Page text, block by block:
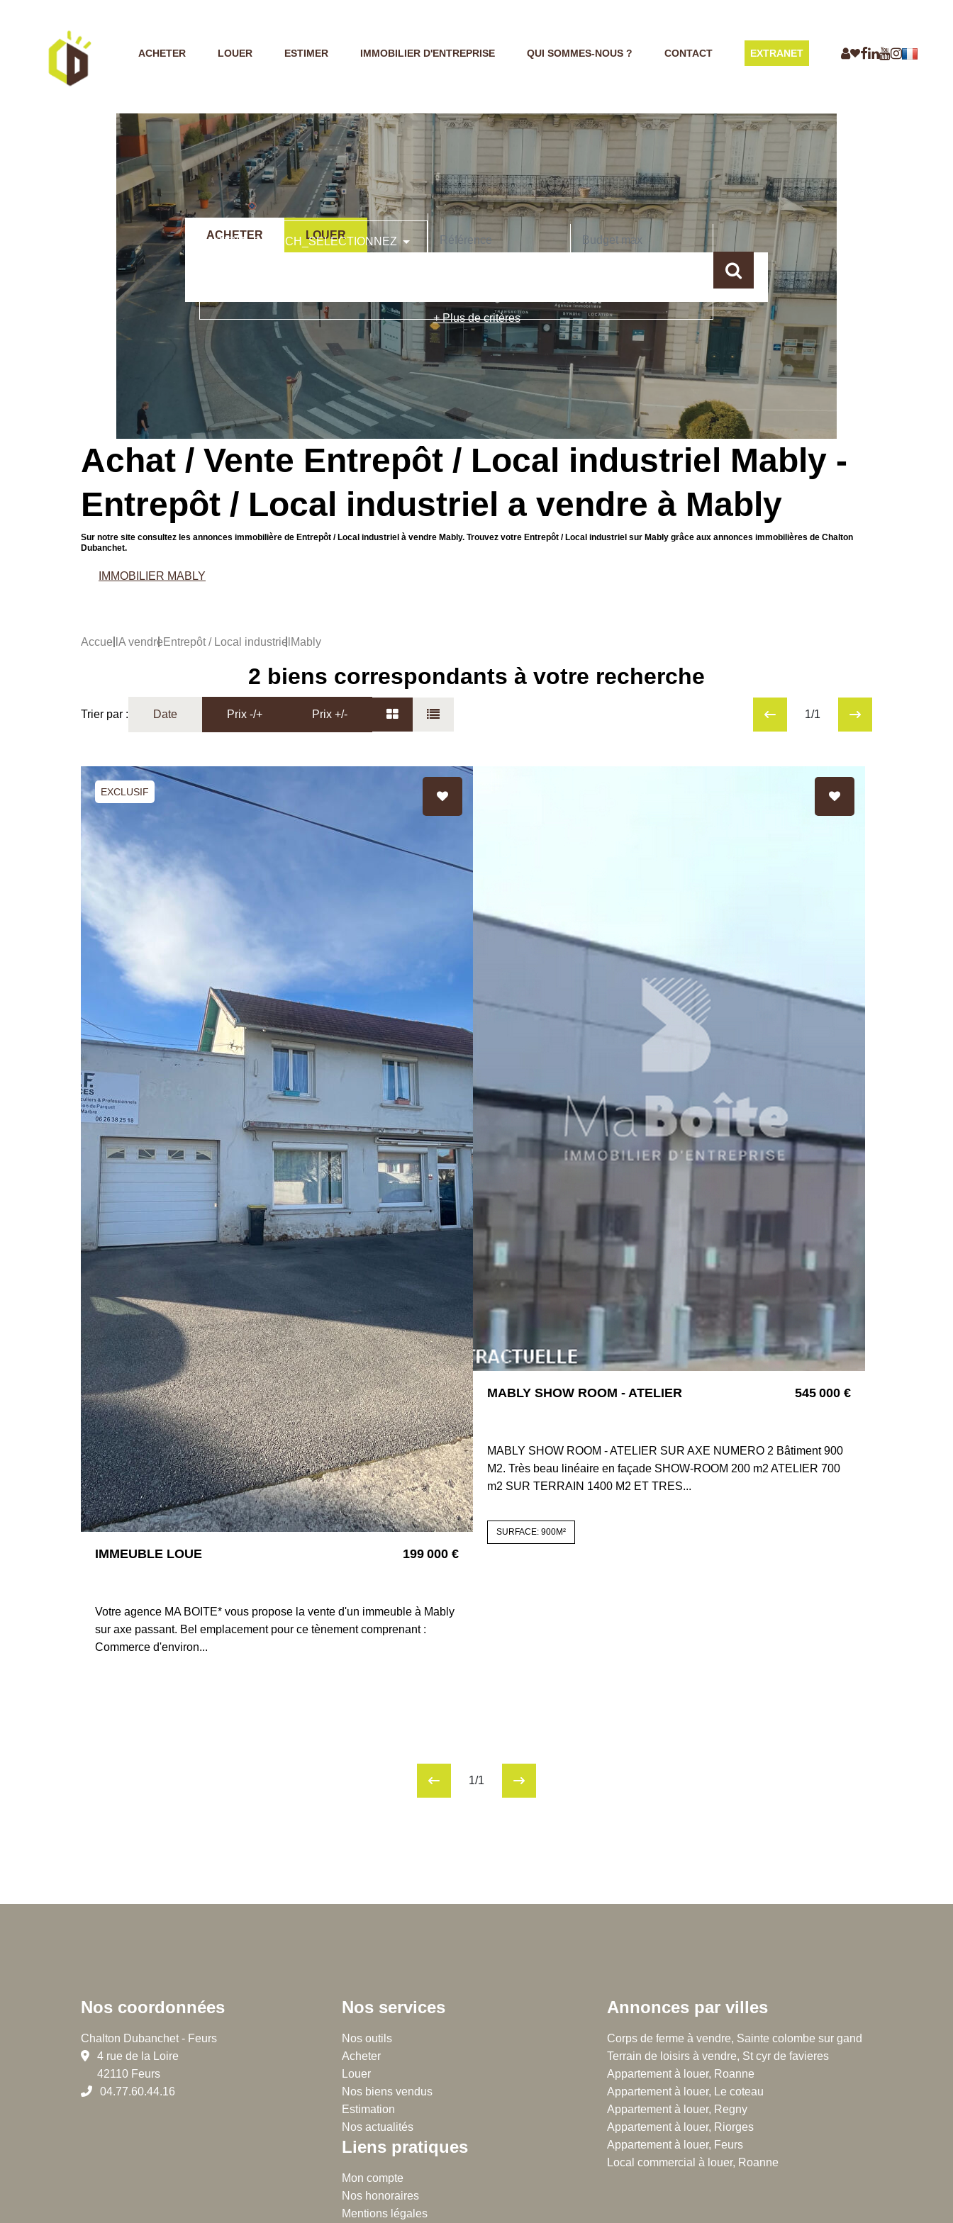
ACHETER LOUER ESTIMER IMMOBILIER D'ENTREPRISE QUI SOMMES-NOUS ? CONTACT EXTRANET
ACHETER LOUER
TEXT_SEARCH_SELECTIONNEZ
+ Plus de critères
Achat / Vente Entrepôt / Local industriel Mably -
Entrepôt / Local industriel a vendre à Mably
Sur notre site consultez les annonces immobilière de Entrepôt / Local industriel à vendre Mably. Trouvez votre Entrepôt / Local industriel sur Mably grâce aux annonces immobilières de Chalton
Dubanchet.
IMMOBILIER MABLY
Accueil A vendreEntrepôt / Local industriel Mably
2 biens correspondants à votre recherche
Trier par : Date Prix -/+ Prix +/- 1/1
EXCLUSIF
IMMEUBLE LOUE 199 000 €
Votre agence MA BOITE* vous propose la vente d'un immeuble à Mably
sur axe passant. Bel emplacement pour ce tènement comprenant :
Commerce d'environ...
MABLY SHOW ROOM - ATELIER 545 000 €
MABLY SHOW ROOM - ATELIER SUR AXE NUMERO 2 Bâtiment 900
M2. Très beau linéaire en façade SHOW-ROOM 200 m2 ATELIER 700
m2 SUR TERRAIN 1400 M2 ET TRES...
SURFACE: 900M²
1/1
Nos coordonnées
Chalton Dubanchet - Feurs
4 rue de la Loire
42110 Feurs
04.77.60.44.16
Chalton Dubanchet - Roanne
38 rue Emile Noirot
42300 Roanne
04.77.60.44.16
Régie Chalton Dubanchet Grandeau
38 rue Emile Noirot
42300 Roanne
04.77.60.44.16
Nos services
Nos outils
Acheter
Louer
Nos biens vendus
Estimation
Nos actualités
Liens pratiques
Mon compte
Nos honoraires
Mentions légales
Annonces par villes
Corps de ferme à vendre, Sainte colombe sur gand
Terrain de loisirs à vendre, St cyr de favieres
Appartement à louer, Roanne
Appartement à louer, Le coteau
Appartement à louer, Regny
Appartement à louer, Riorges
Appartement à louer, Feurs
Local commercial à louer, Roanne